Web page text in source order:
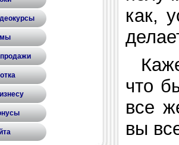
как,
что
все
вы